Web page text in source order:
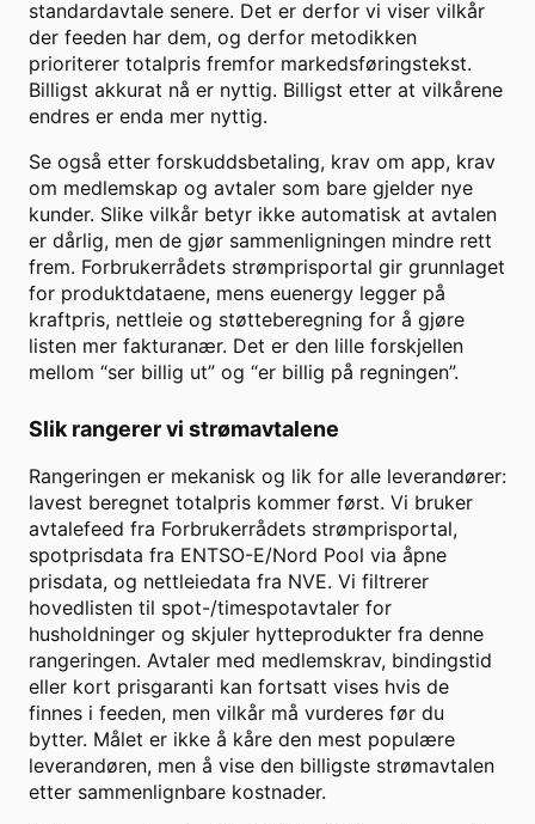
standardavtale senere. Det er derfor vi viser vilkår
der feeden har dem, og derfor metodikken
prioriterer totalpris fremfor markedsføringstekst.
Billigst akkurat nå er nyttig. Billigst etter at vilkårene
endres er enda mer nyttig.
Se også etter forskuddsbetaling, krav om app, krav
om medlemskap og avtaler som bare gjelder nye
kunder. Slike vilkår betyr ikke automatisk at avtalen
er dårlig, men de gjør sammenligningen mindre rett
frem. Forbrukerrådets strømprisportal gir grunnlaget
for produktdataene, mens euenergy legger på
kraftpris, nettleie og støtteberegning for å gjøre
listen mer fakturanær. Det er den lille forskjellen
mellom “ser billig ut” og “er billig på regningen”.
Slik rangerer vi strømavtalene
Rangeringen er mekanisk og lik for alle leverandører:
lavest beregnet totalpris kommer først. Vi bruker
avtalefeed fra Forbrukerrådets strømprisportal,
spotprisdata fra ENTSO-E/Nord Pool via åpne
prisdata, og nettleiedata fra NVE. Vi filtrerer
hovedlisten til spot-/timespotavtaler for
husholdninger og skjuler hytteprodukter fra denne
rangeringen. Avtaler med medlemskrav, bindingstid
eller kort prisgaranti kan fortsatt vises hvis de
finnes i feeden, men vilkår må vurderes før du
bytter. Målet er ikke å kåre den mest populære
leverandøren, men å vise den billigste strømavtalen
etter sammenlignbare kostnader.